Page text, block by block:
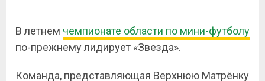
В летнем чемпионате области по мини-футболу
по-прежнему лидирует «Звезда».
Команда, представляющая Верхнюю Матрёнку